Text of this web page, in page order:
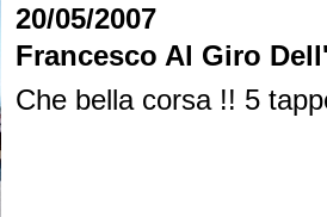
20/05/2007
Francesco Al Giro
Che bella corsa !! 5